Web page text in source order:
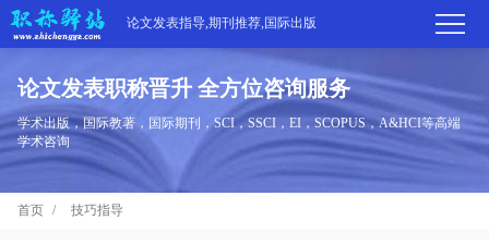
论文发表指导,期刊推荐,国际出版
首
页
学
论文发表职称晋升 全方位咨询服务
学术出版，国际教著，国际期刊，SCI，SSCI，EI，SCOPUS，A&HCI等高端
学术咨询
首页 技巧指导